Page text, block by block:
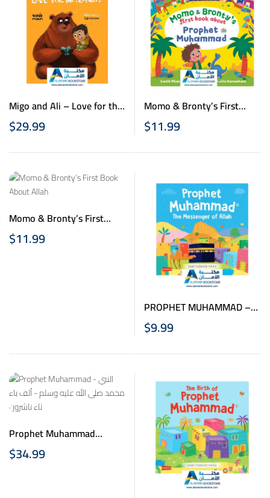
Migo and Ali – Love for the
Prophets
$29.99
Momo & Bronty’s First
Book About Prophet
Muhammad (saw)
$11.99
Momo & Bronty’s First
Book About Allah
$11.99
PROPHET MUHAMMAD –
THE MESSENGER OF
ALLAH BOARD BOOK
$9.99
Prophet Muhammad
(PBUH) – النبي محمد صلى
الله عليه وسلم
$34.99